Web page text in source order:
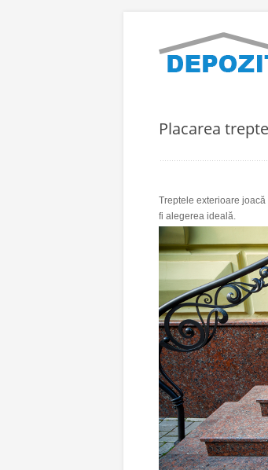
Placarea
Treptele exterioare joacă
fi alegerea ideală.